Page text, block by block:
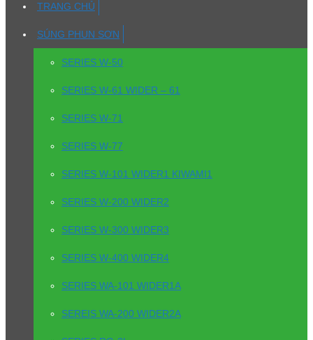
TRANG CHỦ
SÚNG PHUN SƠN
SERIES W-50
SERIES W-61 WIDER – 61
SERIES W-71
SERIES W-77
SERIES W-101 WIDER1 KIWAMI1
SERIES W-200 WIDER2
SERIES W-300 WIDER3
SERIES W-400 WIDER4
SERIES WA-101 WIDER1A
SEREIS WA-200 WIDER2A